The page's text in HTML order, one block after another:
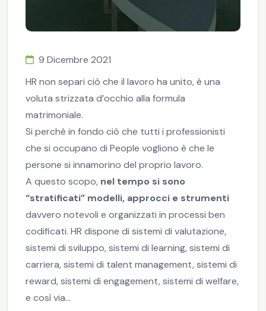
9 Dicembre 2021
HR non separi ciò che il lavoro ha unito, è una
voluta strizzata d’occhio alla formula
matrimoniale.
Si perchè in fondo ciò che tutti i professionisti
che si occupano di People vogliono è che le
persone si innamorino del proprio lavoro.
A questo scopo, nel tempo si sono
“stratificati” modelli, approcci e strumenti
davvero notevoli e organizzati in processi ben
codificati. HR dispone di sistemi di valutazione,
sistemi di sviluppo, sistemi di learning, sistemi di
carriera, sistemi di talent management, sistemi di
reward, sistemi di engagement, sistemi di welfare,
e così via...